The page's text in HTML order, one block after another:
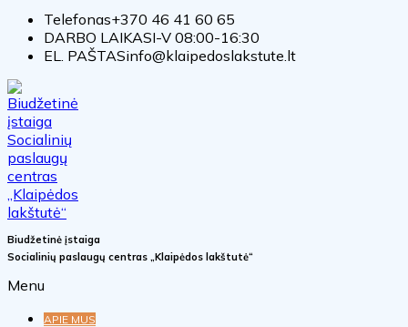
Telefonas+370 46 41 60 65
DARBO LAIKASI-V 08:00-16:30
EL. PAŠTASinfo@klaipedoslakstute.lt
Biudžetinė įstaiga
Socialinių paslaugų centras „Klaipėdos lakštutė“
Menu
APIE MUS